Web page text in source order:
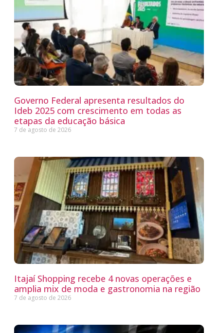
Governo Federal apresenta resultados do
Ideb 2025 com crescimento em todas as
etapas da educação básica
7 de agosto de 2026
Itajaí Shopping recebe 4 novas operações e
amplia mix de moda e gastronomia na região
7 de agosto de 2026